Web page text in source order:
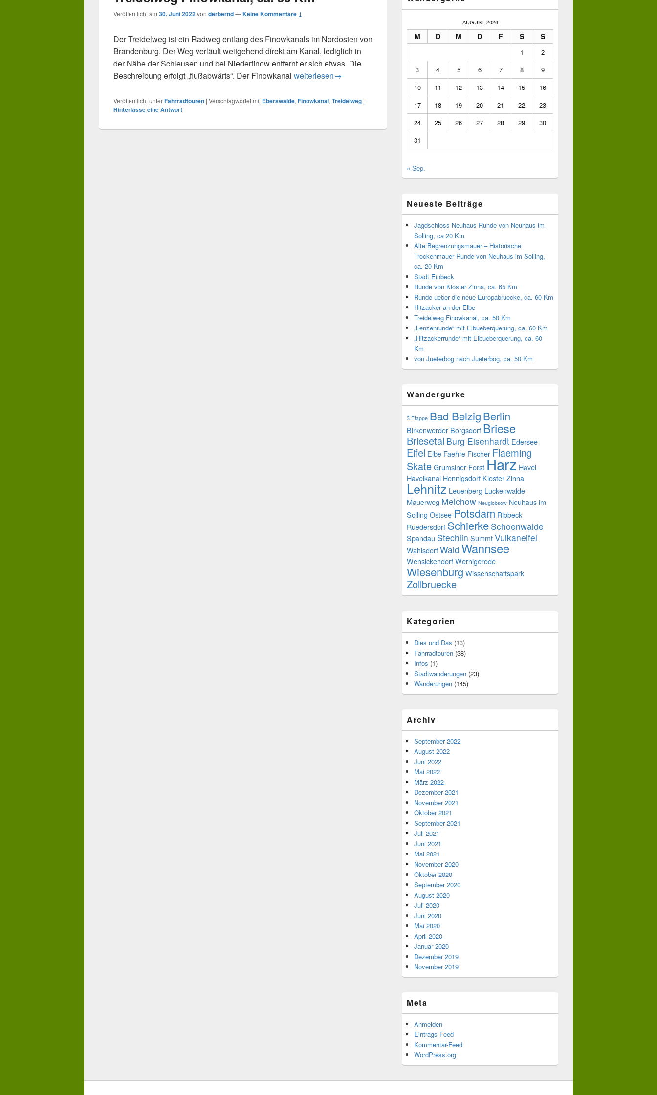
Veröffentlicht am 30. Juni 2022von derbernd—Keine Kommentare ↓
Der Treidelweg ist ein Radweg entlang des Finowkanals im Nordosten von
Brandenburg. Der Weg verläuft weitgehend direkt am Kanal, lediglich in
der Nähe der Schleusen und bei Niederfinow entfernt er sich etwas. Die
Beschreibung erfolgt „flußabwärts“. Der Finowkanal Treidelweg Finowkanal, ca. 50 Km
weiterlesen→
Veröffentlicht unterFahrradtouren | Verschlagwortet mit Eberswalde, Finowkanal, Treidelweg |
Hinterlasse eine Antwort
AUGUST 2026
M D M D F S S
1
2
3
4 5 6 7 8
9
10
11 12 13 14 15
16
17
18 19 20 21 22
23
24
25 26 27 28 29
30
31
« Sep.
Neueste Beiträge
Jagdschloss Neuhaus Runde von Neuhaus im
Solling, ca 20 Km
Alte Begrenzungsmauer – Historische
Trockenmauer Runde von Neuhaus im Solling,
ca. 20 Km
Stadt Einbeck
Runde von Kloster Zinna, ca. 65 Km
Runde ueber die neue Europabruecke, ca. 60 Km
Hitzacker an der Elbe
Treidelweg Finowkanal, ca. 50 Km
„Lenzenrunde“ mit Elbueberquerung, ca. 60 Km
„Hitzackerrunde“ mit Elbueberquerung, ca. 60
Km
von Jueterbog nach Jueterbog, ca. 50 Km
Wandergurke
3.Etappe Bad BelzigBerlin
Birkenwerder Borgsdorf Briese
Briesetal Burg Eisenhardt Edersee
Eifel Elbe Faehre Fischer Flaeming
SkateGrumsiner Forst Harz Havel
Havelkanal Hennigsdorf Kloster Zinna
Lehnitz Leuenberg Luckenwalde
Mauerweg Melchow Neuglobsow Neuhaus im
Solling Ostsee Potsdam Ribbeck
Ruedersdorf Schierke Schoenwalde
Spandau Stechlin SummtVulkaneifel
WahlsdorfWald Wannsee
WensickendorfWernigerode
Wiesenburg Wissenschaftspark
Zollbruecke
Kategorien
Dies und Das (13)
Fahrradtouren (38)
Infos (1)
Stadtwanderungen (23)
Wanderungen (145)
Archiv
September 2022
August 2022
Juni 2022
Mai 2022
März 2022
Dezember 2021
November 2021
Oktober 2021
September 2021
Juli 2021
Juni 2021
Mai 2021
November 2020
Oktober 2020
September 2020
August 2020
Juli 2020
Juni 2020
Mai 2020
April 2020
Januar 2020
Dezember 2019
November 2019
Meta
Anmelden
Eintrags-Feed
Kommentar-Feed
WordPress.org